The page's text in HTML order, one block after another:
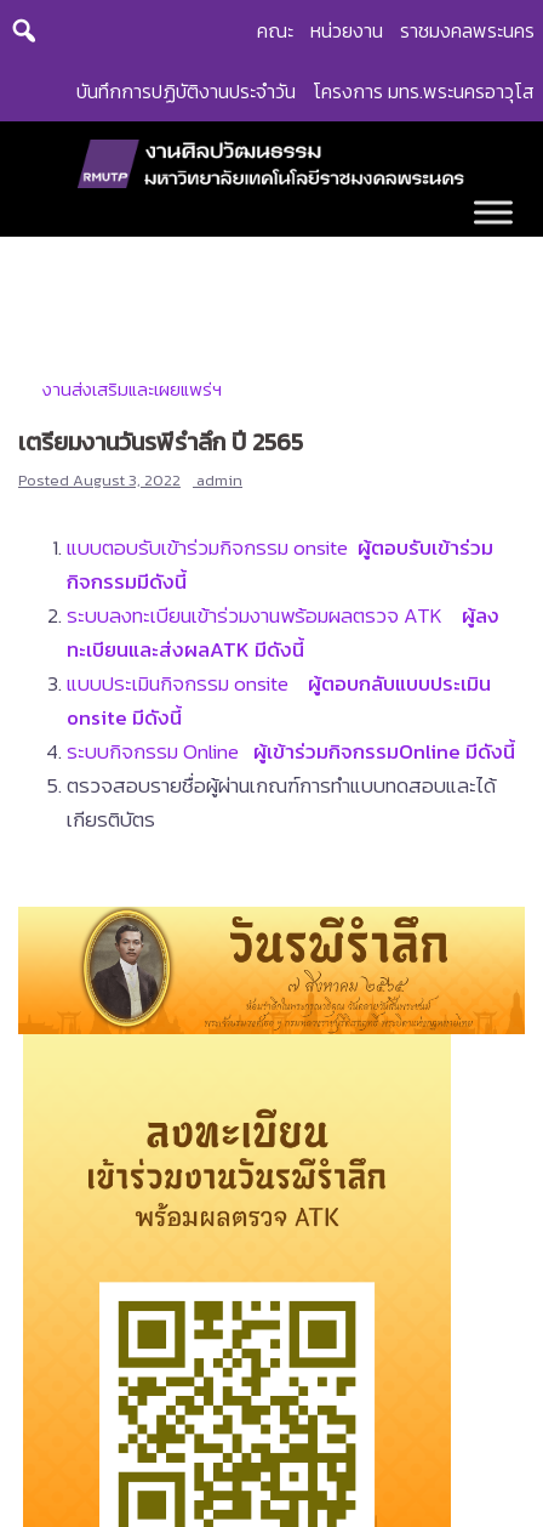
Skip
คณะ หน่วยงาน ราชมงคลพระนคร
บันทึกการปฏิบัติงานประจำวัน โครงการ มทร.พระนครอาวุโส
งานส่งเสริมและเผยแพร่ฯ
เตรียมงานวันรพีรำลึก ปี 2565
Posted August 3, 2022 admin
แบบตอบรับเข้าร่วมกิจกรรม onsite ผู้ตอบรับเข้าร่วม
กิจกรรมมีดังนี้
ระบบลงทะเบียนเข้าร่วมงานพร้อมผลตรวจ ATK ผู้ลง
ทะเบียนและส่งผลATK มีดังนี้
แบบประเมินกิจกรรม onsite
ผู้ตอบกลับแบบประเมิน
onsite มีดังนี้
ระบบกิจกรรม Online ผู้เข้าร่วมกิจกรรมOnline มีดังนี้
ตรวจสอบรายชื่อผู้ผ่านเกณฑ์การทำแบบทดสอบและได้
เกียรติบัตร